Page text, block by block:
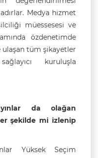
Medya hizmet
müessesesi ve
özdenetimde
ulaşan tüm şikayetler
kuruluşla
da olağan
şekilde mi izlenip
Yüksek Seçim